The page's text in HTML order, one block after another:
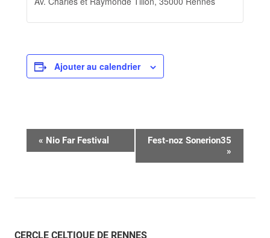
Ajouter au calendrier
Navigation
« Nio Far Festival
Fest-noz Sonerion35
»
CERCLE CELTIQUE DE RENNES